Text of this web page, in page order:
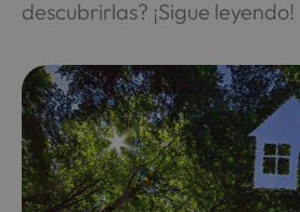
descubrirlas? ¡Sigue leyendo!